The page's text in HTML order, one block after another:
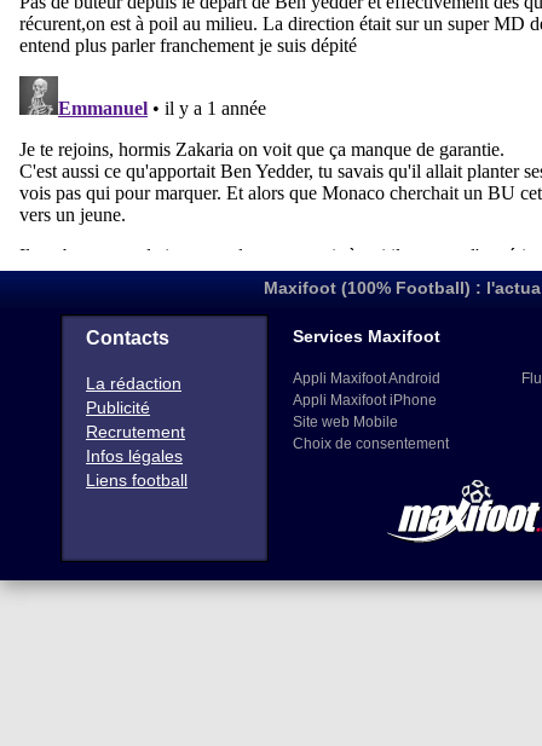
Maxifoot (100% Football) :
Contacts
La rédaction
Publicité
Recrutement
Infos légales
Liens football
Services Maxifoot
Appli Maxifoot Android
Appli Maxifoot iPhone
Site web Mobile
Choix de consentement